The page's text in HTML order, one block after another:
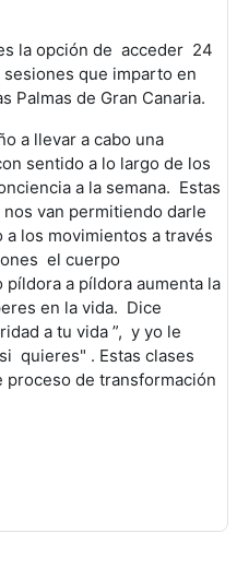
la opción de acceder 24
sesiones que imparto en
Palmas de Gran Canaria.
a llevar a cabo una
sentido a lo largo de los
a la semana. Estas
van permitiendo darle
los movimientos a través
el cuerpo
píldora a píldora aumenta la
en la vida. Dice
a tu vida ”, y yo le
quieres" . Estas clases
de transformación